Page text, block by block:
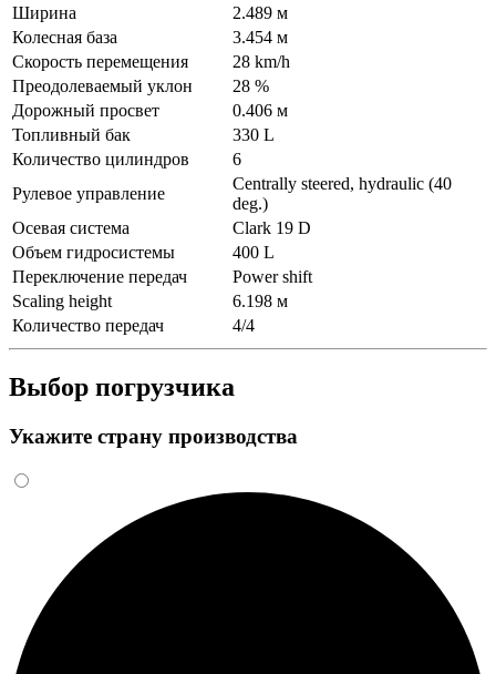
Ширина
2.489 м
Колесная база
3.454 м
Скорость перемещения
28 km/h
Преодолеваемый уклон
28 %
Дорожный просвет
0.406 м
Топливный бак
330 L
Количество цилиндров
6
Рулевое управление
Centrally steered, hydraulic (40
deg.)
Осевая система
Clark 19 D
Объем гидросистемы
400 L
Переключение передач
Power shift
Scaling height
6.198 м
Количество передач
4/4
Выбор погрузчика
Укажите страну производства